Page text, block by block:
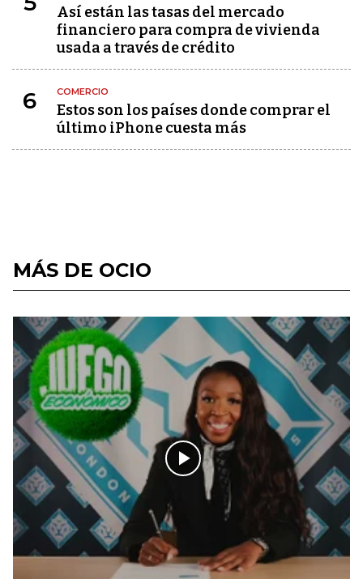
Así están las tasas del mercado
financiero para compra de vivienda
usada a través de crédito
6 COMERCIO
Estos son los países donde comprar el
último iPhone cuesta más
MÁS DE OCIO